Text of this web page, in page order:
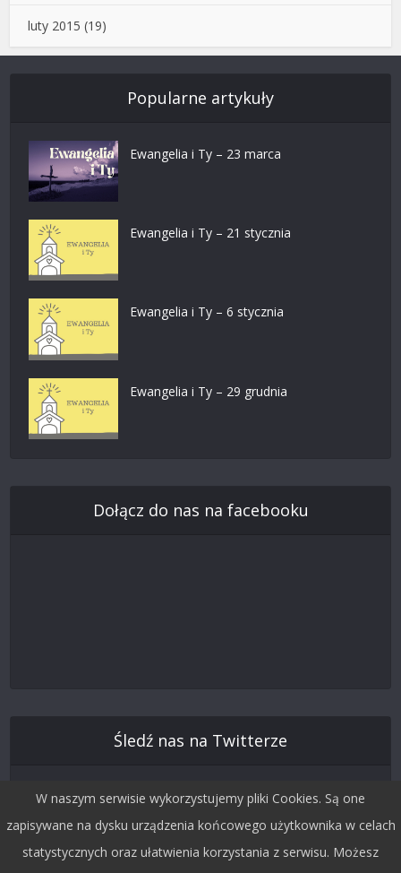
luty 2015 (19)
Popularne artykuły
Ewangelia i Ty – 23 marca
Ewangelia i Ty – 21 stycznia
Ewangelia i Ty – 6 stycznia
Ewangelia i Ty – 29 grudnia
Dołącz do nas na facebooku
Śledź nas na Twitterze
W naszym serwisie wykorzystujemy pliki Cookies. Są one
zapisywane na dysku urządzenia końcowego użytkownika w celach
statystycznych oraz ułatwienia korzystania z serwisu. Możesz